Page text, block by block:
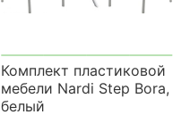
Комплект пластиковой
мебели Nardi Step Bora,
белый